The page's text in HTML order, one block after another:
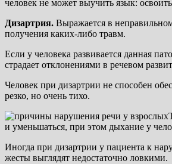
человек не может выучить язык:
Дизартрия. Выражается в
получения каких-либо травм.
Если у человека развивается данная
страдает отклонениями в речевом
Человек при дизартрии не способен
резко, но очень тихо.
и уменьшаться, при этом дыхание у
Иногда при дизартрии у пациента к
жесты выглядят недостаточно ловкими.